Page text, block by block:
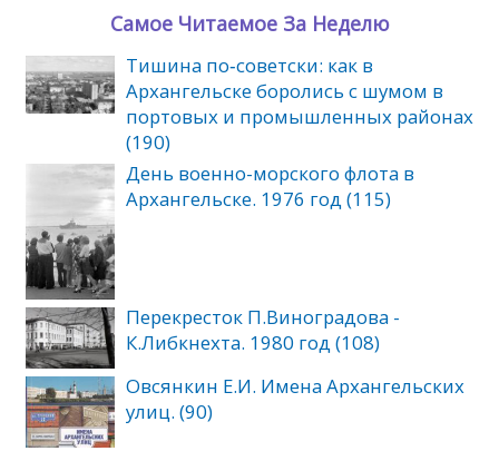
Самое Читаемое За Неделю
Тишина по‑советски: как в
Архангельске боролись с шумом в
портовых и промышленных районах
(190)
День военно-морского флота в
Архангельске. 1976 год (115)
Перекресток П.Виноградова -
К.Либкнехта. 1980 год (108)
Овсянкин Е.И. Имена Архангельских
улиц. (90)